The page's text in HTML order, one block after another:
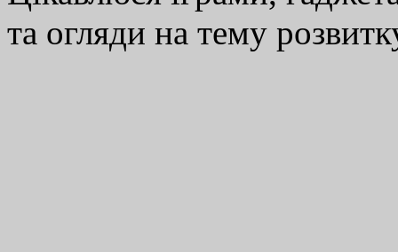
та огляди на тему